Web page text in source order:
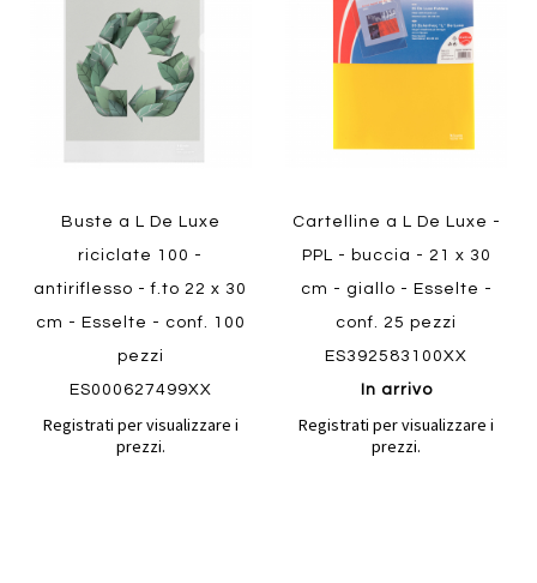
Quickview
Buste a L De Luxe
riciclate 100 -
antiriflesso - f.to 22 x 30
cm - Esselte - conf. 100
pezzi
ES000627499XX
Registrati per visualizzare i
prezzi.
preferiti
Cartelline a L De Luxe -
PPL - buccia - 21 x 30
cm - giallo - Esselte -
conf. 25 pezzi
ES392583100XX
In arrivo
Registrati per visualizzare i
prezzi.